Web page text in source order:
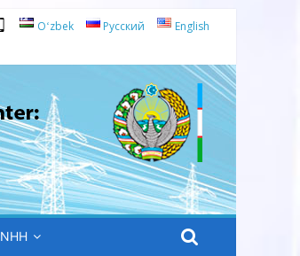
Oʻzbek Русский English
NHH